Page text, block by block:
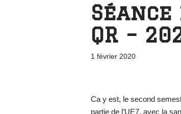
QR –
1 février 2020
Ca y est, le second
partie de l’UE7, avec la